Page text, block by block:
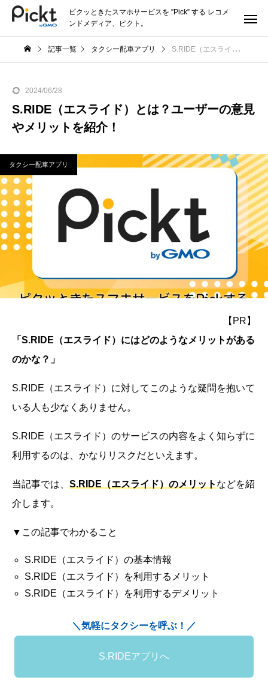
ピクッときたスマホサービスを ”Pick” する レコメ
ンドメディア、ピクト。
記事一覧 タクシー配車アプリ S.RIDE（エスライド）とは？ユーザーの意見やメリットを紹介！
2024/06/28
S.RIDE（エスライド）とは？ユーザーの意見
やメリットを紹介！
タクシー配車アプリ
【PR】
「S.RIDE（エスライド）にはどのようなメリットがある
のかな？」
S.RIDE（エスライド）に対してこのような疑問を抱いて
いる人も少なくありません。
S.RIDE（エスライド）のサービスの内容をよく知らずに
利用するのは、かなりリスクだといえます。
当記事では、 S.RIDE（エスライド）のメリット などを紹
介します。
▼この記事でわかること
S.RIDE（エスライド）の基本情報
S.RIDE（エスライド）を利用するメリット
S.RIDE（エスライド）を利用するデメリット
＼気軽にタクシーを呼ぶ！／
S.RIDEアプリへ